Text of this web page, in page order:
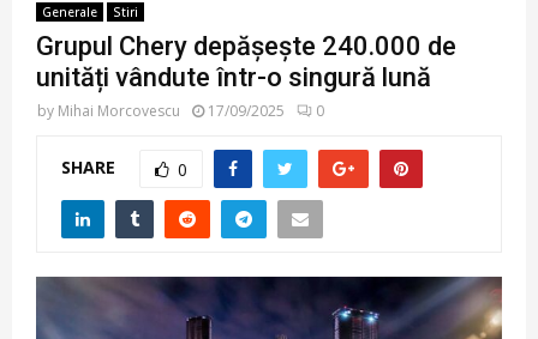
Generale Stiri
Grupul Chery depășește 240.000 de
unități vândute într-o singură lună
by Mihai Morcovescu 17/09/2025 0
SHARE 0